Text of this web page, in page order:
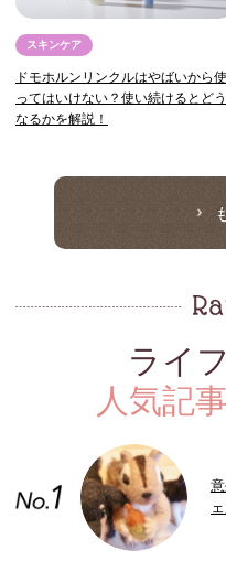
スキンケア
ドモホルンリンクルはやばいから使
ってはいけない？使い続けるとどう
なるかを解説！
ライ
人気記